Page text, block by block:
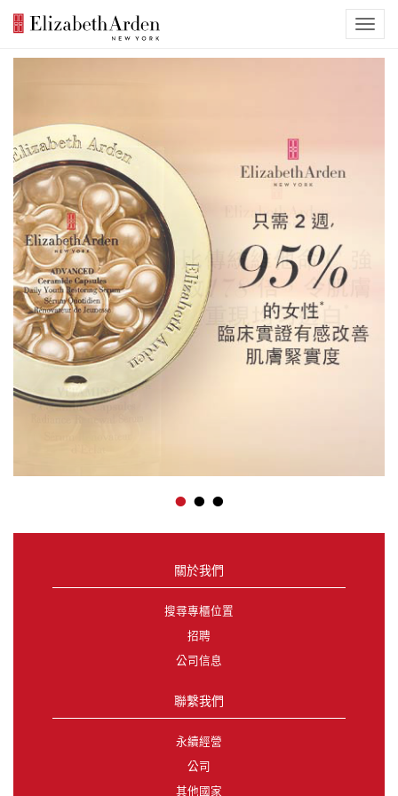
Previous
•••
關於我們
搜尋專櫃位置
招聘
公司信息
聯繫我們
永續經營
公司
其他國家